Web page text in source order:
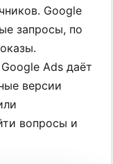
Google
запросы, по
Ads даёт
версии
вопросы и